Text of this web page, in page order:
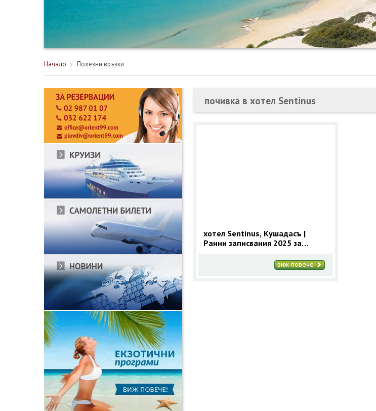
Начало Полезни връзки
почивка в хотел Sentinus
хотел Sentinus, Кушадасъ |
Ранни записвания 2025 за
виж повече